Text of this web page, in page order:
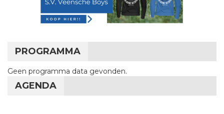
PROGRAMMA
Geen programma data gevonden.
AGENDA